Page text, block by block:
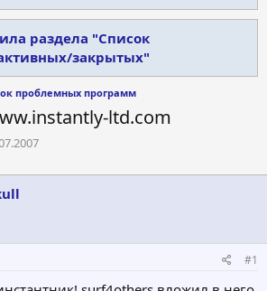
раздела "Список
закрытых"
проблемных программ
ltd.com
#1